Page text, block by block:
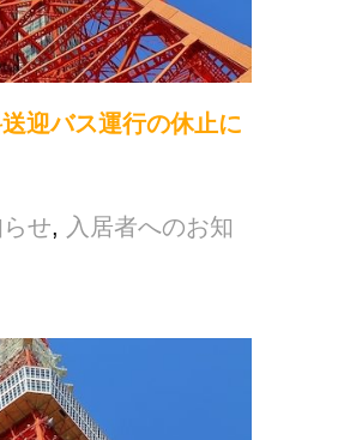
迎バス運行の休止に
せ, 入居者へのお知